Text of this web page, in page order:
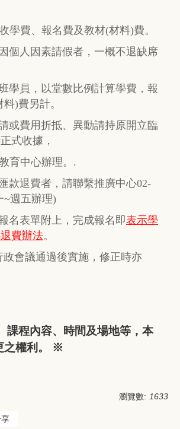
學費、報名費及教材(材料)費。
個人因素請假者，一概不退缺席
學員，以堂數比例計算學費，報
)費另計。
或費用折抵、異動請持原開立臨
式收據，
育中心辦理。.
款退費者，請聯繫推廣中心02-
~週五辦理)
名表單附上，完成報名即表示學
費辦法。
政會議通過後實施，修正時亦
課程內容、時間及場地等，本
之權利。 ※
瀏覽數: 1633